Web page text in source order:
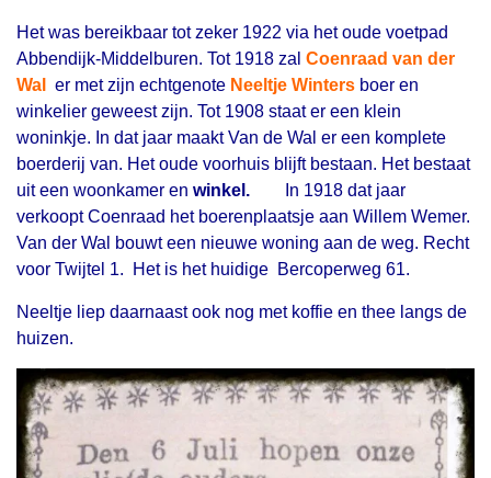
Het was bereikbaar tot zeker 1922 via het oude voetpad
Abbendijk-Middelburen. Tot 1918 zal Coenraad van der
Wal
er met zijn echtgenote Neeltje Winters boer en
winkelier geweest zijn. Tot 1908 staat er een klein
woninkje. In dat jaar maakt Van de Wal er een komplete
boerderij van. Het oude voorhuis blijft bestaan. Het bestaat
uit een woonkamer en winkel.
In 1918 dat jaar
verkoopt Coenraad het boerenplaatsje aan Willem Wemer.
Van der Wal bouwt een nieuwe woning aan de weg. Recht
voor Twijtel 1. Het is het huidige Bercoperweg 61.
Neeltje liep daarnaast ook nog met koffie en thee langs de
huizen.